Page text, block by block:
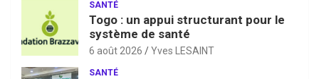
SANTÉ
Togo : un appui structurant pour le
système de santé
6 août 2026 Yves LESAINT
SANTÉ